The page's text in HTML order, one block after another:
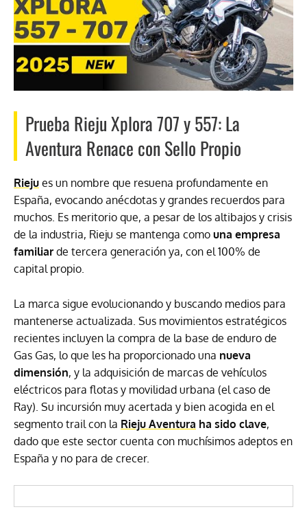
Prueba Rieju Xplora 707 y 557: La
Aventura Renace con Sello Propio
Rieju es un nombre que resuena profundamente en
España, evocando anécdotas y grandes recuerdos para
muchos. Es meritorio que, a pesar de los altibajos y crisis
de la industria, Rieju se mantenga como una empresa
familiar de tercera generación ya, con el 100% de
capital propio.
La marca sigue evolucionando y buscando medios para
mantenerse actualizada. Sus movimientos estratégicos
recientes incluyen la compra de la base de enduro de
Gas Gas, lo que les ha proporcionado una nueva
dimensión, y la adquisición de marcas de vehículos
eléctricos para flotas y movilidad urbana (el caso de
Ray). Su incursión muy acertada y bien acogida en el
segmento trail con la Rieju Aventura ha sido clave,
dado que este sector cuenta con muchísimos adeptos en
España y no para de crecer.